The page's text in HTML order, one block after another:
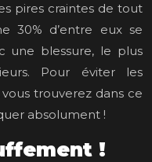
pires craintes de tout
30% d’entre eux se
une blessure, le plus
Pour éviter les
trouverez dans ce
absolument !
!